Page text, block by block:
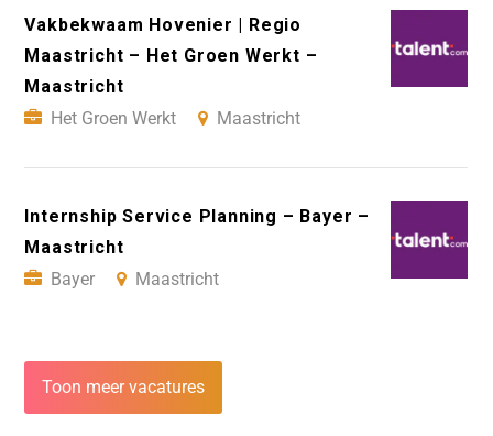
Vakbekwaam Hovenier | Regio
Maastricht – Het Groen Werkt –
Maastricht
Het Groen Werkt
Maastricht
Internship Service Planning – Bayer –
Maastricht
Bayer
Maastricht
Toon meer vacatures